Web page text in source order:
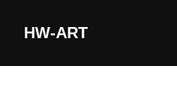
HW-ART